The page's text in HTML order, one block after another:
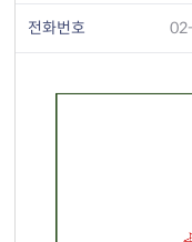
전화번호